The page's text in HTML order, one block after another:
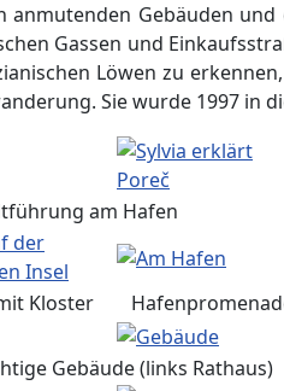
Gebäuden
Gassen und
Löwen zu
Sie wurde 1997 in
am Hafen
Kloster
Gebäude (links Rathaus)